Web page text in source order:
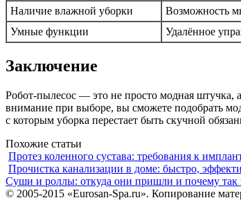
Наличие влажной уборки
Возможность
Умные функции
Удалённое
Заключение
Робот-пылесос — это не просто модная штучка,
внимание при выборе, вы сможете подобрать
с которым уборка перестает быть скучной
Похожие статьи
Протез коленного сустава: требования к
Прочистка канализации в доме: быстро,
Суши и роллы: откуда они пришли и почему так
© 2005-2015 «Eurosan-Spa.ru». Копирование